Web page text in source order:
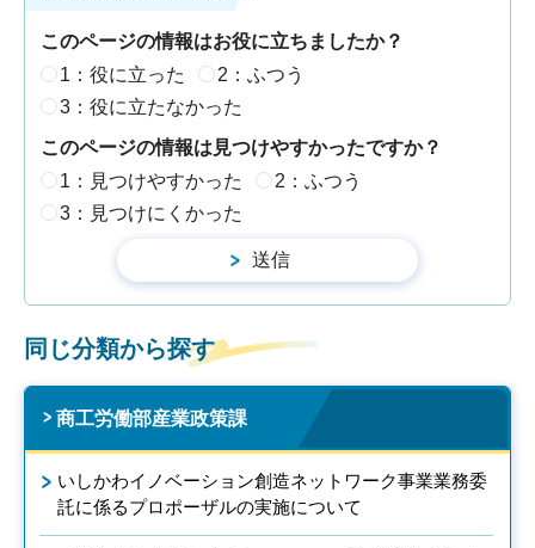
このページの情報はお役に立ちましたか？
1：役に立った
2：ふつう
3：役に立たなかった
このページの情報は見つけやすかったですか？
1：見つけやすかった
2：ふつう
3：見つけにくかった
同じ分類から探す
商工労働部産業政策課
いしかわイノベーション創造ネットワーク事業業務委
託に係るプロポーザルの実施について